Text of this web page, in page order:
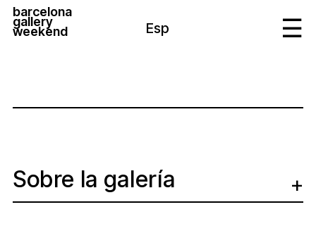
barcelona
gallery
weekend Esp
Sobre la galería